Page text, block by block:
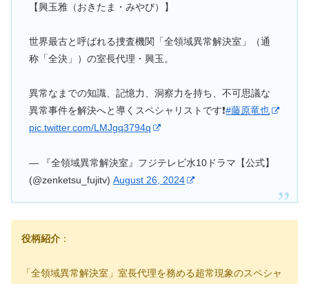
【興玉雅（おきたま・みやび）】
世界最古と呼ばれる捜査機関「全領域異常解決室」（通
称「全決」）の室長代理・興玉。
異常なまでの知識、記憶力、洞察力を持ち、不可思議な
異常事件を解決へと導くスペシャリストです❗#藤原竜也
pic.twitter.com/LMJgq3794q
— 『全領域異常解決室』フジテレビ水10ドラマ【公式】
(@zenketsu_fujitv)August 26, 2024
役柄紹介 ：
「全領域異常解決室」室長代理を務める超常現象のスペシャ